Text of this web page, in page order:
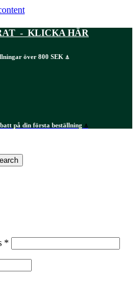
- KLICKA HÄR
över 800 SEK ⍋
på din första beställning ⍋
*